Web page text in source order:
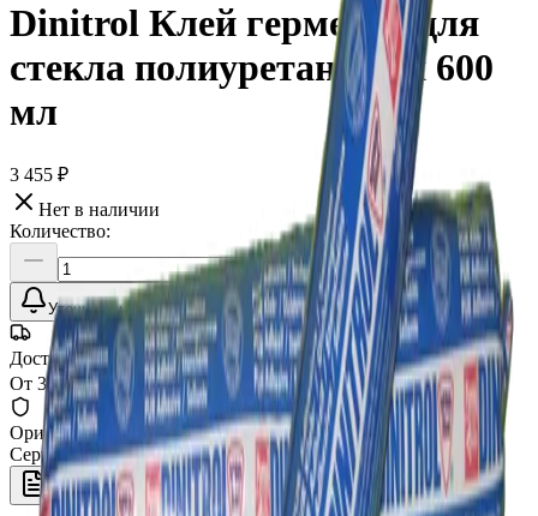
Dinitrol Клей герметик для
стекла полиуретановый 600
мл
3 455 ₽
Нет в наличии
Количество:
Уточнить наличие
Доставка СДЭК
От 350₽ по России
Оригинал 100%
Сертифицированный товар
Описание